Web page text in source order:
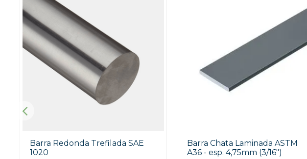
Barra Redonda Trefilada SAE
1020
Barra Chata Laminada ASTM
A36 - esp. 4,75mm (3/16")